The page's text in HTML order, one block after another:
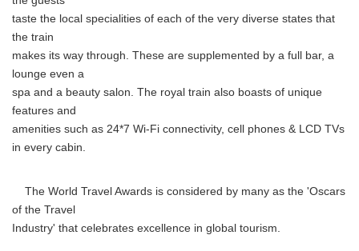
taste the local specialities of each of the very diverse states that
the train
makes its way through. These are supplemented by a full bar, a
lounge even a
spa and a beauty salon. The royal train also boasts of unique
features and
amenities such as 24*7 Wi-Fi connectivity, cell phones & LCD TVs
in every cabin.
The World Travel Awards is considered by many as the 'Oscars
of the Travel
Industry' that celebrates excellence in global tourism.